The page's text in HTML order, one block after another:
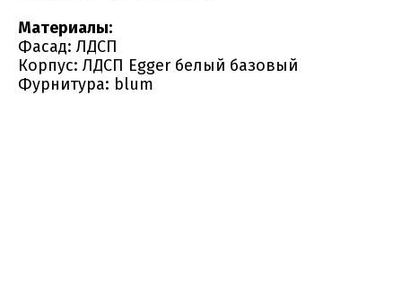
Материалы:
Фасад: ЛДСП
Корпус: ЛДСП Egger белый базовый
Фурнитура: blum